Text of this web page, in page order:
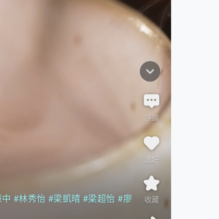
#林秀怡 #梁凱晴 #梁超怡 #廖
評論
讚好
收藏